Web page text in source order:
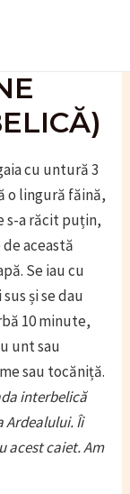
cu untură 3
o lingură făină,
s-a răcit puțin,
această
Se iau cu
și se dau
10 minute,
unt sau
sau tocăniță.
interbelică
Ardealului. Îi
acest caiet. Am